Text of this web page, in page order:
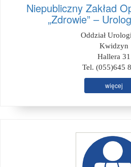
Niepubliczny Zakład
„Zdrowie” –
Oddział
Kwidzyn
Hallera 31
Tel. (055)645
więcej